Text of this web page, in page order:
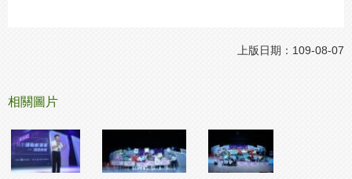
上版日期：109-08-07
相關圖片